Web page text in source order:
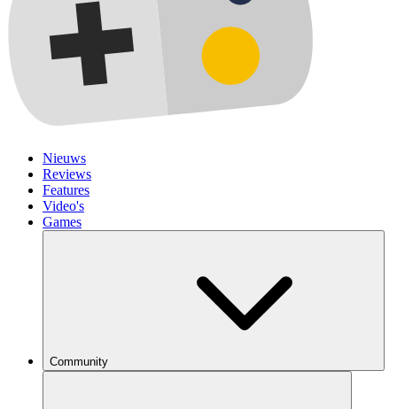
Nieuws
Reviews
Features
Video's
Games
Community